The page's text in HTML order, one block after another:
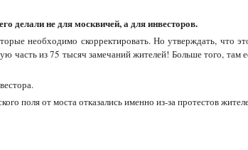
делали не для москвичей, а для инвесторов.
необходимо скорректировать. Но утверждать, что
часть из 75 тысяч замечаний жителей! Больше того, там
поля от моста отказались именно из-за протестов